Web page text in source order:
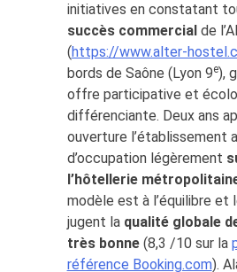
initiatives en constatant
succès commercial de
(https://www.alter-
bords de Saône (Lyon 9e),
offre participative et
différenciante. Deux ans
ouverture l’établissement
d’occupation légèrement
l’hôtellerie
modèle est à l’équilibre et
jugent la qualité globale
très bonne(8,3 /10 sur la
référence Booking.com).